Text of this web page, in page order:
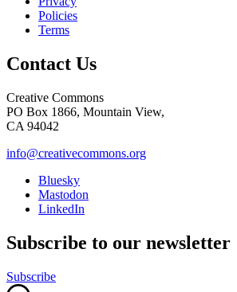
Policies
Terms
Contact Us
Creative Commons
PO Box 1866, Mountain View,
CA 94042
info@creativecommons.org
Bluesky
Mastodon
LinkedIn
Subscribe to our newsletter
Subscribe